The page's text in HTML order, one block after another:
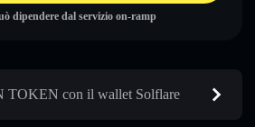
dipendere dal servizio on-ramp
TOKEN con il wallet Solflare